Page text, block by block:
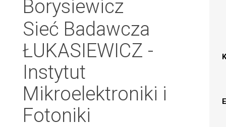
Borysiewicz
Sieć Badawcza
ŁUKASIEWICZ -
Instytut
Mikroelektroniki i
Fotoniki